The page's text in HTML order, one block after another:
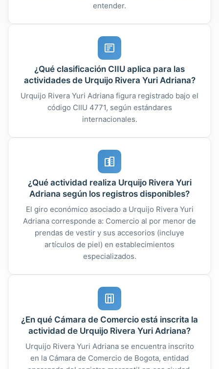
entender.
¿Qué clasificación CIIU aplica para las
actividades de Urquijo Rivera Yuri Adriana?
Urquijo Rivera Yuri Adriana figura registrado bajo el
código CIIU 4771, según estándares
internacionales.
¿Qué actividad realiza Urquijo Rivera Yuri
Adriana según los registros disponibles?
El giro económico asociado a Urquijo Rivera Yuri
Adriana corresponde a: Comercio al por menor de
prendas de vestir y sus accesorios (incluye
artículos de piel) en establecimientos
especializados.
¿En qué Cámara de Comercio está inscrita la
actividad de Urquijo Rivera Yuri Adriana?
Urquijo Rivera Yuri Adriana se encuentra inscrito
en la Cámara de Comercio de Bogota, entidad